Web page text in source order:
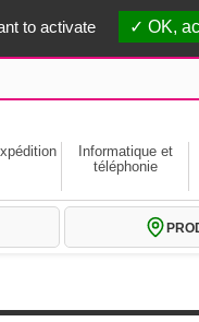
Informatique et
téléphonie
to activate OK,